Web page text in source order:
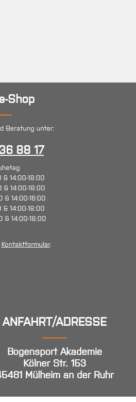
Shop
Beratung unter:
88 17
& 14:00-18:00
& 14:00-18:00
& 14:00-16:00
& 14:00-18:00
& 14:00-18:00
Kontaktformular.
ANFAHRT/ADRESSE
Bogensport Akademie
Kölner Str. 153
Mülheim an der Ruhr